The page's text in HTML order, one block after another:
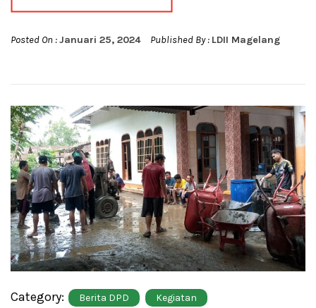
Posted On :Januari 25, 2024 Published By : LDII Magelang
Category: Berita DPD Kegiatan